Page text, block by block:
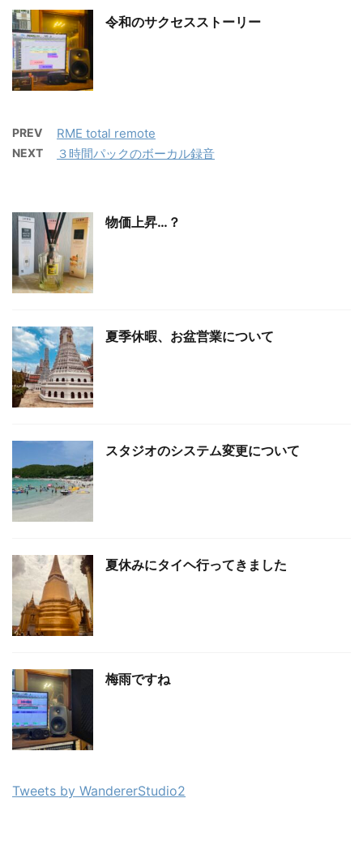
令和のサクセスストーリー
PREV RME total remote
NEXT ３時間パックのボーカル録音
物価上昇…？
夏季休暇、お盆営業について
スタジオのシステム変更について
夏休みにタイヘ行ってきました
梅雨ですね
Tweets by WandererStudio2